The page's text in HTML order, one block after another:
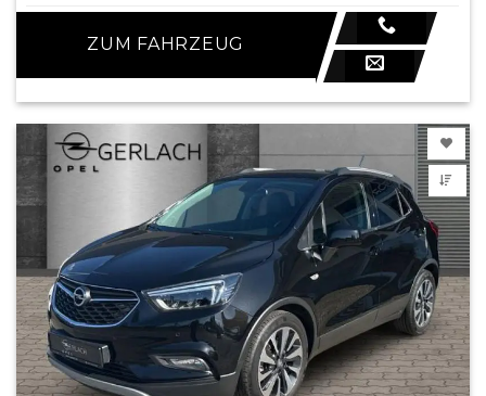
ZUM FAHRZEUG